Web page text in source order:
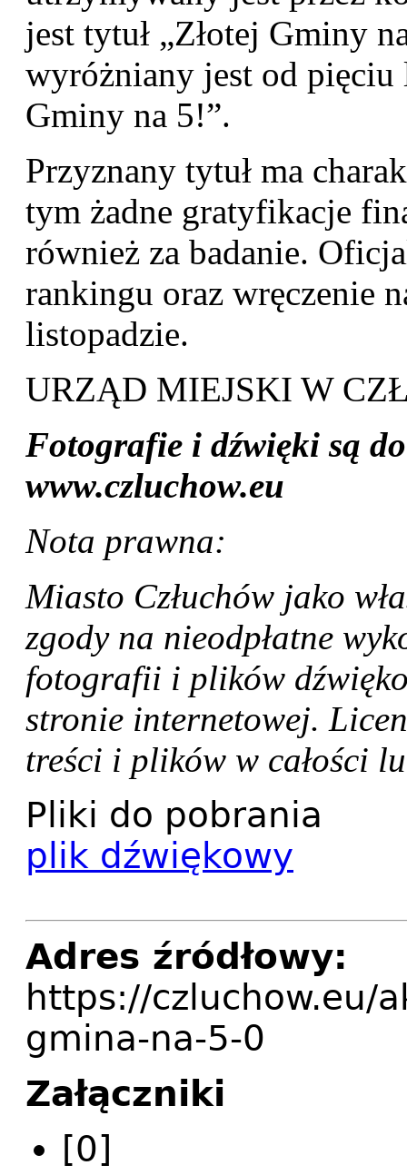
jest tytuł „Złotej Gminy
wyróżniany jest od pięciu
Gminy na 5!”.
Przyznany tytuł ma
tym żadne gratyfikacje
również za badanie.
rankingu oraz wręczenie
listopadzie.
URZĄD MIEJSKI W
Fotografie i dźwięki są
www.czluchow.eu
Nota prawna:
Miasto Człuchów jako
zgody na nieodpłatne
fotografii i plików
stronie internetowej.
treści i plików w całości
Pliki do pobrania
plik dźwiękowy
Adres źródłowy:
https://czluchow.eu/
gmina-na-5-0
Załączniki
[0]